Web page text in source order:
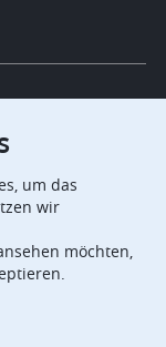
um das
wir
möchten,